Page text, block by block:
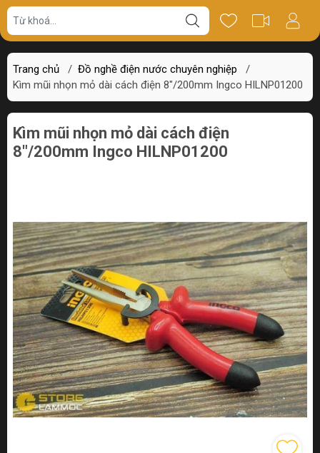
Trang chủ / Đồ nghề điện nước chuyên nghiệp
/
Kìm mũi nhọn mỏ dài cách điện 8"/200mm Ingco HILNP01200
Giá bán Thông số Review
Kìm mũi nhọn mỏ dài cách điện
8"/200mm Ingco HILNP01200